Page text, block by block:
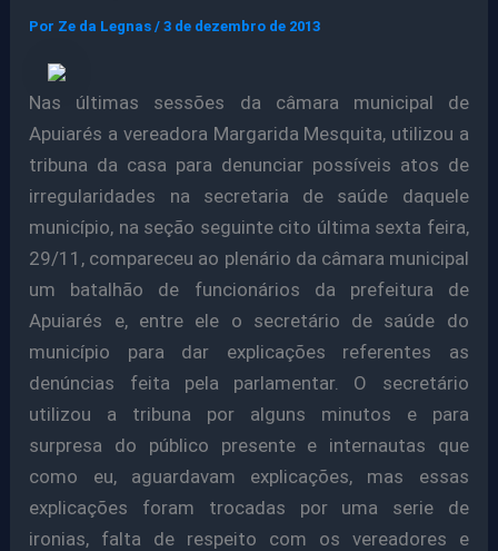
Por Ze da Legnas/3 de dezembro de 2013
Nas últimas sessões da câmara municipal de
Apuiarés a vereadora Margarida Mesquita, utilizou a
tribuna da casa para denunciar possíveis atos de
irregularidades na secretaria de saúde daquele
município, na seção seguinte cito última sexta feira,
29/11, compareceu ao plenário da câmara municipal
um batalhão de funcionários da prefeitura de
Apuiarés e, entre ele o secretário de saúde do
município para dar explicações referentes as
denúncias feita pela parlamentar. O secretário
utilizou a tribuna por alguns minutos e para
surpresa do público presente e internautas que
como eu, aguardavam explicações, mas essas
explicações foram trocadas por uma serie de
ironias, falta de respeito com os vereadores e